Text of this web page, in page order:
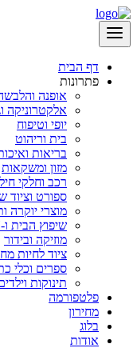
דף הבית
פתרונות
אופנה
אלקטרוניקה
יופי וטיפוח
בית וריהוט
בריאות
מזון ומשקאות
רכב וחלקי
ספורט וציוד
מוצרי יוקרה
שיפוץ הבית ו-DIY
מוזיקה ובידור
ציוד לחיות
ספרים וכלי
תינוקות
פלטפורמה
מחירון
בלוג
אודות